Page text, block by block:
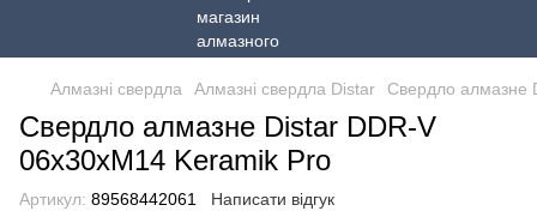
Алмазні свердла Алмазні свердла Distar Свердло алмазне
Свердло алмазне Distar DDR-V
06x30xM14 Keramik Pro
Артикул: 89568442061 Написати відгук